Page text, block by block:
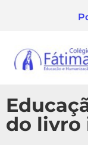
do